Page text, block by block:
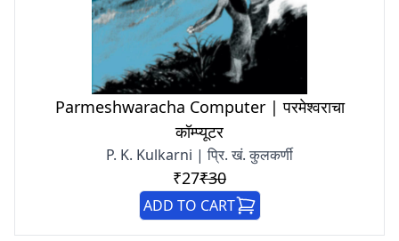
Parmeshwaracha Computer | परमेश्वराचा
कॉम्प्यूटर
P. K. Kulkarni | प्रि. खं. कुलकर्णी
₹27₹30
ADD TO CART